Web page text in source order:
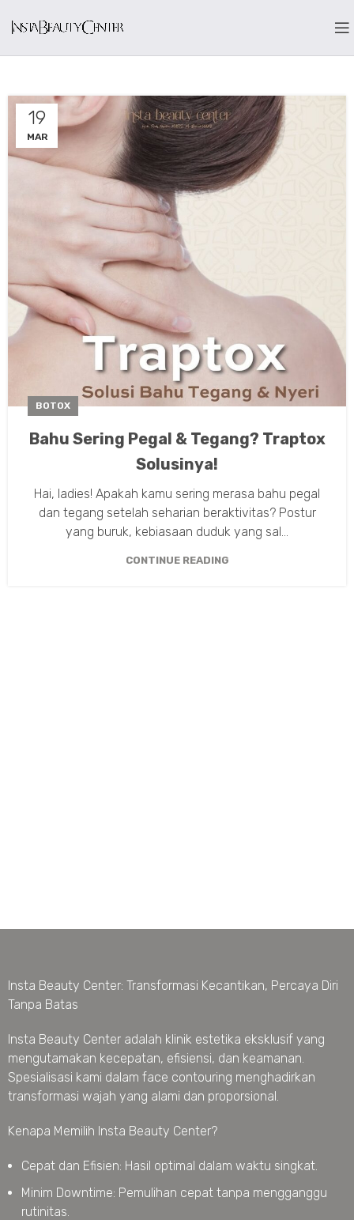
19
MAR
BOTOX
Bahu Sering Pegal & Tegang? Traptox
Solusinya!
Hai, ladies! Apakah kamu sering merasa bahu pegal
dan tegang setelah seharian beraktivitas? Postur
yang buruk, kebiasaan duduk yang sal...
CONTINUE READING
Insta Beauty Center: Transformasi Kecantikan, Percaya Diri
Tanpa Batas
Insta Beauty Center adalah klinik estetika eksklusif yang
mengutamakan kecepatan, efisiensi, dan keamanan.
Spesialisasi kami dalam face contouring menghadirkan
transformasi wajah yang alami dan proporsional.
Kenapa Memilih Insta Beauty Center?
Cepat dan Efisien: Hasil optimal dalam waktu singkat.
Minim Downtime: Pemulihan cepat tanpa mengganggu
rutinitas.